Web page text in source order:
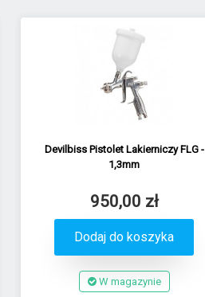
Devilbiss Pistolet Lakierniczy FLG -
1,3mm
950,00 zł
Dodaj do koszyka
W magazynie